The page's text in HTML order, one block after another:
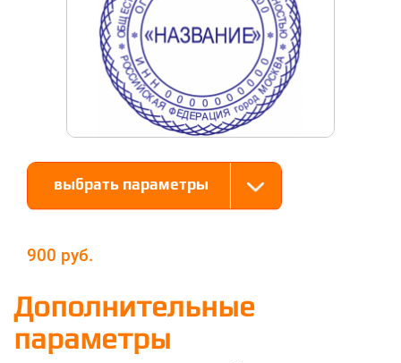
выбрать параметры
900
Дополнительные
параметры